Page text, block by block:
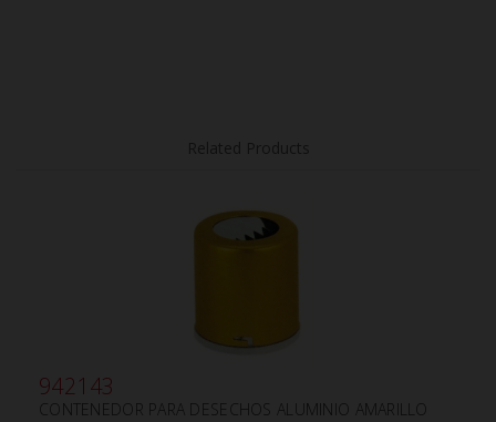
942143
CONTENEDOR PARA DESECHOS ALUMINIO AMARILLO